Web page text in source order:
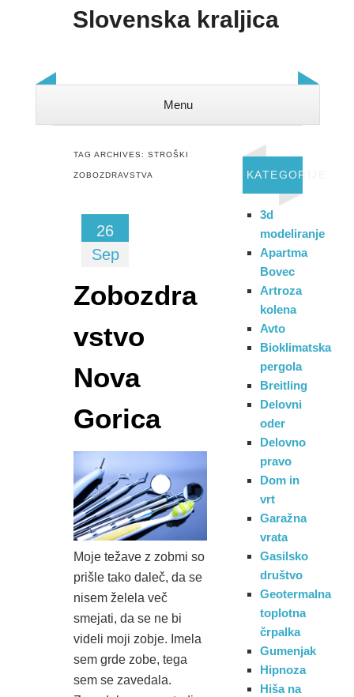
Slovenska kraljica
Menu
TAG ARCHIVES:STROŠKI
ZOBOZDRAVSTVA
26
Sep
Zobozdra
vstvo
Nova
Gorica
Moje težave z zobmi so
prišle tako daleč, da se
nisem želela več
smejati, da se ne bi
videli moji zobje. Imela
sem grde zobe, tega
sem se zavedala.
KATEGORIJE
3d
modeliranje
Apartma
Bovec
Artroza
kolena
Avto
Bioklimatska
pergola
Breitling
Delovni
oder
Delovno
pravo
Dom in
vrt
Garažna
vrata
Gasilsko
društvo
Geotermalna
toplotna
črpalka
Gumenjak
Hipnoza
Hiša na